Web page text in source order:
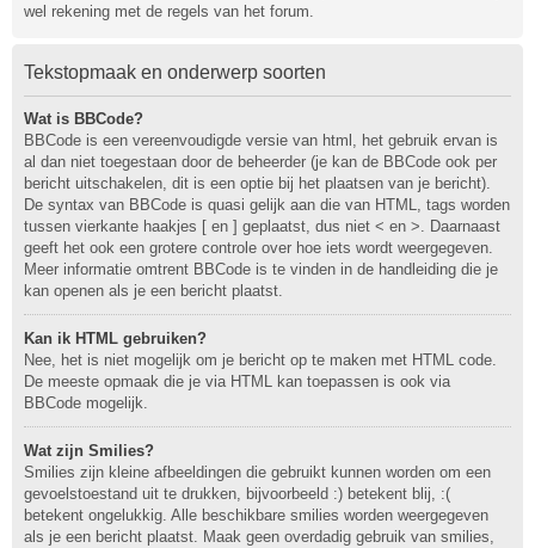
wel rekening met de regels van het forum.
Tekstopmaak en onderwerp soorten
Wat is BBCode?
BBCode is een vereenvoudigde versie van html, het gebruik ervan is
al dan niet toegestaan door de beheerder (je kan de BBCode ook per
bericht uitschakelen, dit is een optie bij het plaatsen van je bericht).
De syntax van BBCode is quasi gelijk aan die van HTML, tags worden
tussen vierkante haakjes [ en ] geplaatst, dus niet < en >. Daarnaast
geeft het ook een grotere controle over hoe iets wordt weergegeven.
Meer informatie omtrent BBCode is te vinden in de handleiding die je
kan openen als je een bericht plaatst.
Kan ik HTML gebruiken?
Nee, het is niet mogelijk om je bericht op te maken met HTML code.
De meeste opmaak die je via HTML kan toepassen is ook via
BBCode mogelijk.
Wat zijn Smilies?
Smilies zijn kleine afbeeldingen die gebruikt kunnen worden om een
gevoelstoestand uit te drukken, bijvoorbeeld :) betekent blij, :(
betekent ongelukkig. Alle beschikbare smilies worden weergegeven
als je een bericht plaatst. Maak geen overdadig gebruik van smilies,